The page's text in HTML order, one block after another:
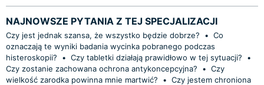
NAJNOWSZE PYTANIA Z TEJ SPECJALIZACJI
Czy jest jednak szansa, że wszystko będzie dobrze? • Co
oznaczają te wyniki badania wycinka pobranego podczas
histeroskopii?
• Czy tabletki działają prawidłowo w tej sytuacji?
•
Czy zostanie zachowana ochrona antykoncepcyjna?
• Czy
wielkość zarodka powinna mnie martwić?
• Czy jestem chroniona